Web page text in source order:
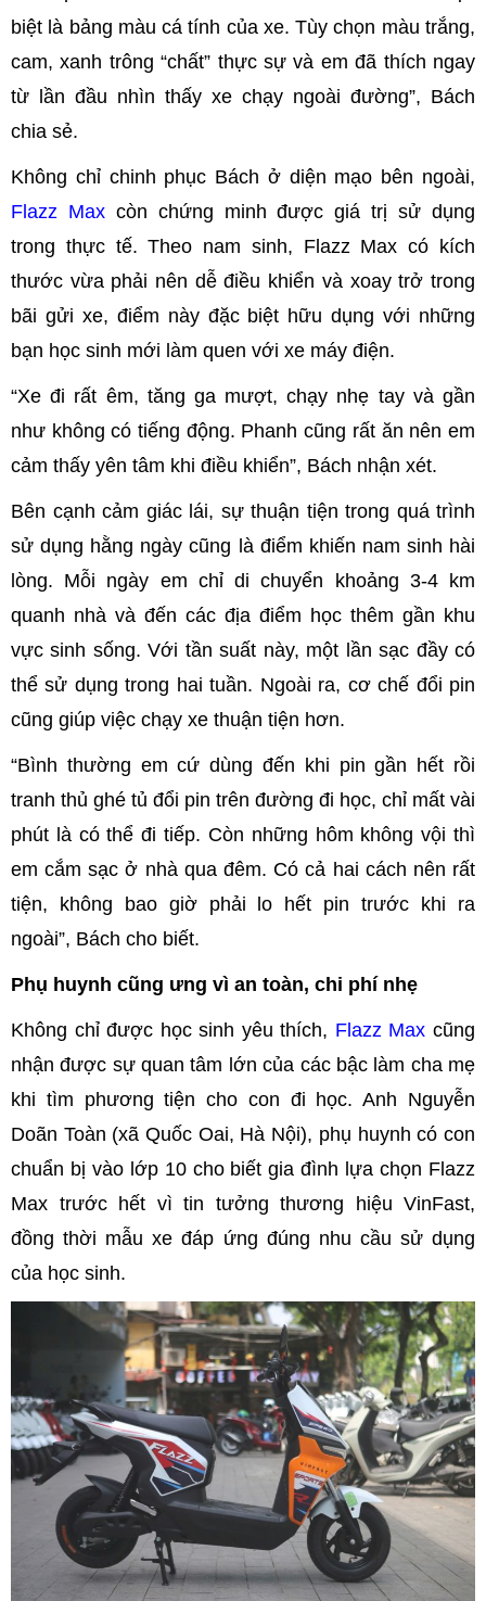
biệt là bảng màu cá tính của xe. Tùy chọn màu trắng,
cam, xanh trông “chất” thực sự và em đã thích ngay
từ lần đầu nhìn thấy xe chạy ngoài đường”, Bách
chia sẻ.
Không chỉ chinh phục Bách ở diện mạo bên ngoài,
Flazz Max còn chứng minh được giá trị sử dụng
trong thực tế. Theo nam sinh, Flazz Max có kích
thước vừa phải nên dễ điều khiển và xoay trở trong
bãi gửi xe, điểm này đặc biệt hữu dụng với những
bạn học sinh mới làm quen với xe máy điện.
“Xe đi rất êm, tăng ga mượt, chạy nhẹ tay và gần
như không có tiếng động. Phanh cũng rất ăn nên em
cảm thấy yên tâm khi điều khiển”, Bách nhận xét.
Bên cạnh cảm giác lái, sự thuận tiện trong quá trình
sử dụng hằng ngày cũng là điểm khiến nam sinh hài
lòng. Mỗi ngày em chỉ di chuyển khoảng 3-4 km
quanh nhà và đến các địa điểm học thêm gần khu
vực sinh sống. Với tần suất này, một lần sạc đầy có
thể sử dụng trong hai tuần. Ngoài ra, cơ chế đổi pin
cũng giúp việc chạy xe thuận tiện hơn.
“Bình thường em cứ dùng đến khi pin gần hết rồi
tranh thủ ghé tủ đổi pin trên đường đi học, chỉ mất vài
phút là có thể đi tiếp. Còn những hôm không vội thì
em cắm sạc ở nhà qua đêm. Có cả hai cách nên rất
tiện, không bao giờ phải lo hết pin trước khi ra
ngoài”, Bách cho biết.
Phụ huynh cũng ưng vì an toàn, chi phí nhẹ
Không chỉ được học sinh yêu thích, Flazz Max cũng
nhận được sự quan tâm lớn của các bậc làm cha mẹ
khi tìm phương tiện cho con đi học. Anh Nguyễn
Doãn Toàn (xã Quốc Oai, Hà Nội), phụ huynh có con
chuẩn bị vào lớp 10 cho biết gia đình lựa chọn Flazz
Max trước hết vì tin tưởng thương hiệu VinFast,
đồng thời mẫu xe đáp ứng đúng nhu cầu sử dụng
của học sinh.